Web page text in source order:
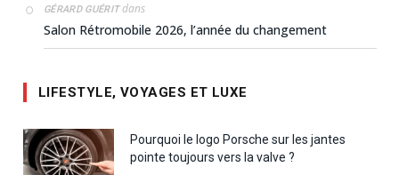
GÉRARD GUÉRITdans
Salon Rétromobile 2026, l’année du changement
LIFESTYLE, VOYAGES ET LUXE
Pourquoi le logo Porsche sur les jantes
pointe toujours vers la valve ?